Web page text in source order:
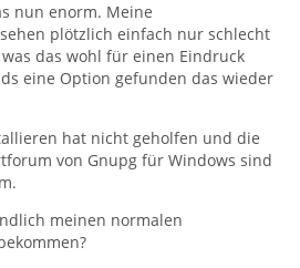
nun enorm. Meine
plötzlich einfach nur schlecht
das wohl für einen Eindruck
eine Option gefunden das wieder
hat nicht geholfen und die
von Gnupg für Windows sind
meinen normalen